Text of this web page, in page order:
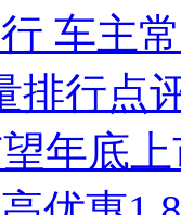
车主
排行点
年底